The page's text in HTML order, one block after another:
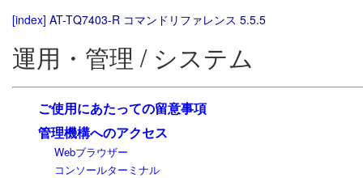
[index] AT-TQ7403-R コマンドリファレンス 5.5.5
運用・管理 / システム
ご使用にあたっての留意事項
管理機構へのアクセス
Webブラウザー
コンソールターミナル